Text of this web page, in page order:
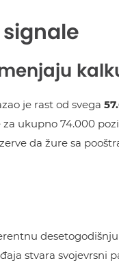
je rast od svega
ukupno 74.000
da žure sa
stvara